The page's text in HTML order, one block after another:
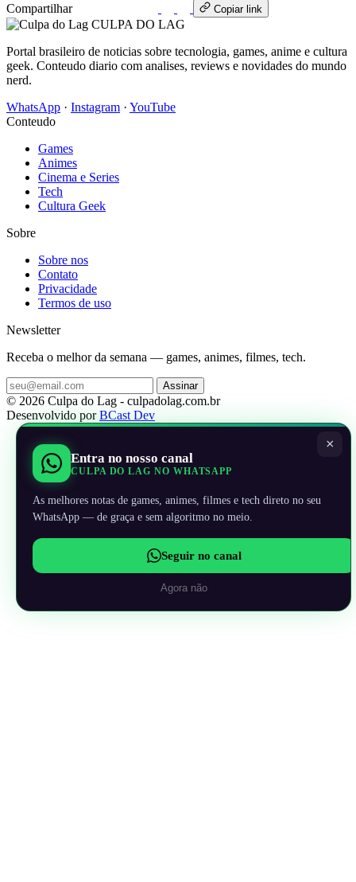
Compartilhar
Copiar link
CULPA DO LAG
Portal brasileiro de noticias sobre tecnologia, games, anime e cultura
geek. Conteudo diario com analises, reviews e novidades do mundo
nerd.
WhatsApp · Instagram · YouTube
Conteudo
Games
Animes
Cinema e Series
Tech
Cultura Geek
Sobre
Sobre nos
Contato
Privacidade
Termos de uso
Newsletter
Receba o melhor da semana — games, animes, filmes, tech.
Assinar
© 2026 Culpa do Lag - culpadolag.com.br
Desenvolvido porBCast Dev
×
Entra no nosso canal
CULPA DO LAG NO WHATSAPP
As melhores notas de games, animes, filmes e tech direto no seu
WhatsApp — de graça e sem algoritmo no meio.
Seguir no canal
Agora não